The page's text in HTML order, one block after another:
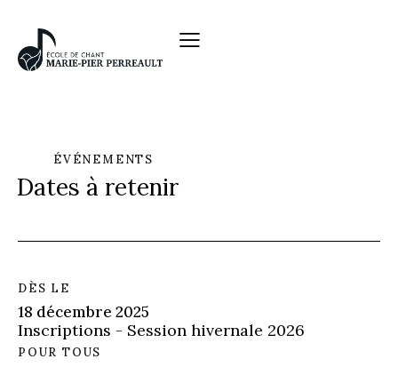
ÉVÉNEMENTS
Dates à retenir
DÈS LE
18 décembre 2025
Inscriptions - Session hivernale 2026
POUR TOUS